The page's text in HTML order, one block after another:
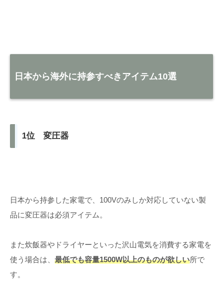
日本から海外に持参すべきアイテム10選
1位 変圧器
日本から持参した家電で、100Vのみしか対応していない製
品に変圧器は必須アイテム。
また炊飯器やドライヤーといった沢山電気を消費する家電を
使う場合は、 最低でも容量1500W以上のものが欲しい所で
す。